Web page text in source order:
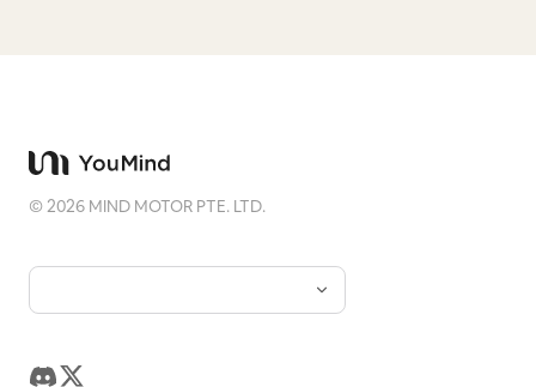
©2026 MIND MOTOR PTE. LTD.